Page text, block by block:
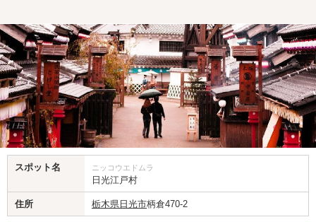
スポット名 ニッコウエドムラ
日光江戸村
住所 栃木県 日光市柄倉470-2